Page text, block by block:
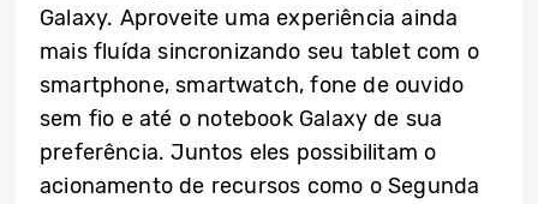
Galaxy. Aproveite uma experiência ainda
mais fluída sincronizando seu tablet com o
smartphone, smartwatch, fone de ouvido
sem fio e até o notebook Galaxy de sua
preferência. Juntos eles possibilitam o
acionamento de recursos como o Segunda